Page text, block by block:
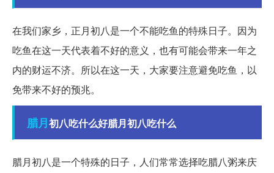
在我们家乡，正月初八是一个不能吃鱼的特殊日子。因为
吃鱼在这一天代表着不好的意义，也有可能会带来一年之
内的财运不济。所以在这一天，大家要注意避免吃鱼，以
免带来不好的预兆。
腊月初八吃什么好腊月初八吃什么
腊月初八是一个特殊的日子，人们常常选择吃腊八粥来庆